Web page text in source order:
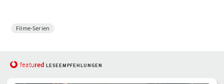
Filme-Serien
featured LESEEMPFEHLUNGEN